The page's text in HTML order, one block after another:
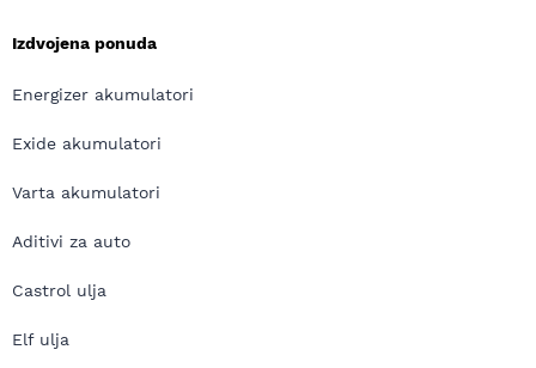
Izdvojena ponuda
Energizer akumulatori
Exide akumulatori
Varta akumulatori
Aditivi za auto
Castrol ulja
Elf ulja